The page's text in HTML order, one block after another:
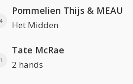
Pommelien Thijs & MEAU
Het Midden
Tate McRae
2 hands